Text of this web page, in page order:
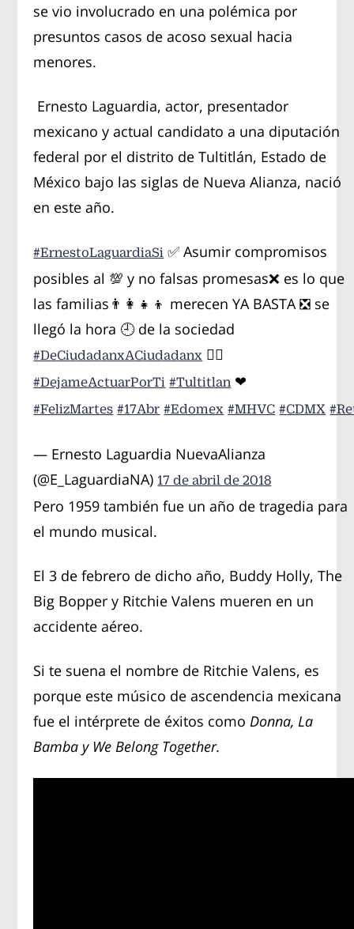
se vio involucrado en una polémica por
presuntos casos de acoso sexual hacia
menores.
Ernesto Laguardia, actor, presentador
mexicano y actual candidato a una diputación
federal por el distrito de Tultitlán, Estado de
México bajo las siglas de Nueva Alianza, nació
en este año.
#ErnestoLaguardiaSi ✅ Asumir compromisos
posibles al 💯 y no falsas promesas❌ es lo que
las familias👨‍👩‍👧‍👦 merecen YA BASTA ❎ se
llegó la hora 🕘 de la sociedad
#DeCiudadanxACiudadanx ☝🏼
#DejameActuarPorTi #Tultitlan ❤
#FelizMartes #17Abr #Edomex #MHVC #CDMX
— Ernesto Laguardia NuevaAlianza
(@E_LaguardiaNA) 17 de abril de 2018
Pero 1959 también fue un año de tragedia para
el mundo musical.
El 3 de febrero de dicho año, Buddy Holly, The
Big Bopper y Ritchie Valens mueren en un
accidente aéreo.
Si te suena el nombre de Ritchie Valens, es
porque este músico de ascendencia mexicana
fue el intérprete de éxitos como Donna, La
Bamba y We Belong Together.